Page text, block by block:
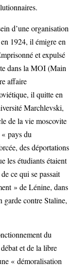
d’une organisation
1924, il émigre en
et expulsé
dans la MOI (Main
affaire
il quitte en
Marchlevski,
de la vie moscovite
pays du
des déportations
les étudiants étaient
ce qui se passait
» de Lénine, dans
garde contre Staline,
du
et de la libre
« démoralisation